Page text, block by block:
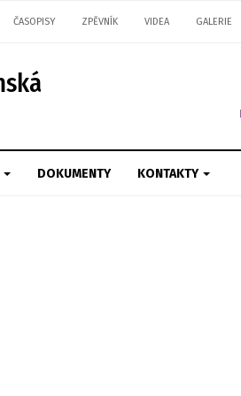
ČASOPISY ZPĚVNÍK VIDEA GALERIE
DOKUMENTY KONTAKTY